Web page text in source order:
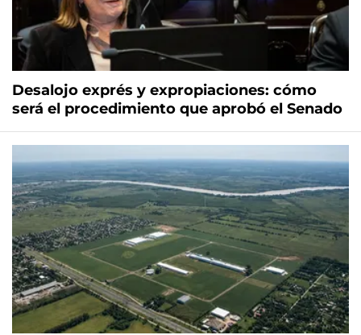
Desalojo exprés y expropiaciones: cómo
será el procedimiento que aprobó el Senado